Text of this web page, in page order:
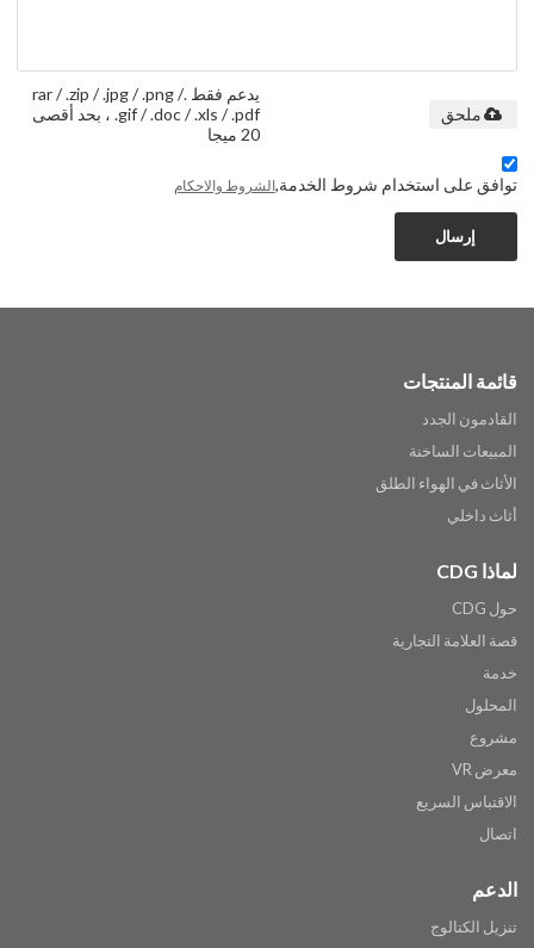
يدعم فقط .rar / .zip / .jpg / .png /
.gif / .doc / .xls / .pdf ، بحد أقصى
20 ميجا
ملحق
توافق على استخدام شروط الخدمة,الشروط والاحكام
إرسال
قائمة المنتجات
القادمون الجدد
المبيعات الساخنة
الأثاث في الهواء الطلق
أثاث داخلي
لماذا CDG
حول CDG
قصة العلامة التجارية
خدمة
المحلول
مشروع
معرض VR
الاقتباس السريع
اتصال
الدعم
تنزيل الكتالوج